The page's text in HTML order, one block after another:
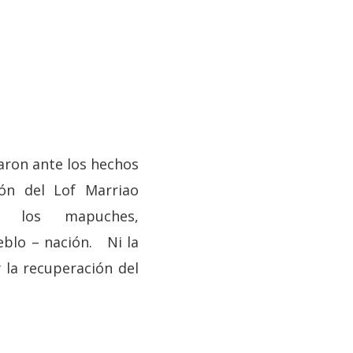
ante los hechos
del Lof Marriao
los mapuches,
– nación. Ni la
recuperación del